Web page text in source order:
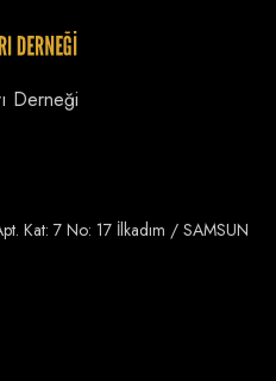
Derneği
Kat: 7 No: 17 İlkadım / SAMSUN